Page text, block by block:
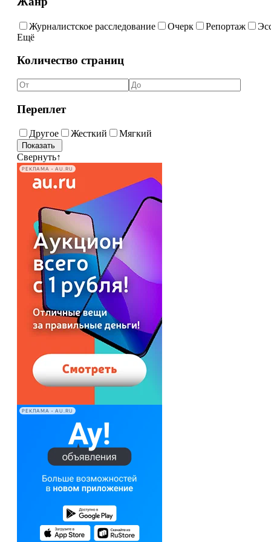
Журналистское расследование Очерк Репортаж
Ещё
Количество страниц
Переплет
Другое Жесткий Мягкий
Свернуть↑
РЕКЛАМА • AU.RU
РЕКЛАМА • AU.RU